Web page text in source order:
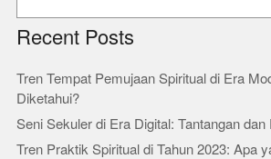
Recent Posts
Tren Tempat Pemujaan Spiritual di Era
Diketahui?
Seni Sekuler di Era Digital: Tantangan
Tren Praktik Spiritual di Tahun 2023: Apa